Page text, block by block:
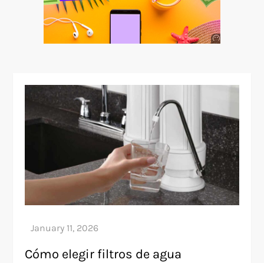
Cómo elegir filtros de agua